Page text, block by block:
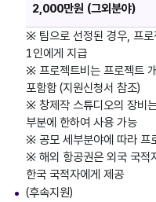
2,000만원 (그외분야)
※ 팀으로 선정된 경우, 프
1인에게 지급
※ 프로젝트비는 프로젝트
포함함 (지원신청서 참조)
※ 창제작 스튜디오의 장비
부분에 한하여 사용 가능
※ 공모 세부분야에 따라 프
※ 해외 항공권은 외국 국적
한국 국적자에게 제공
(후속지원)